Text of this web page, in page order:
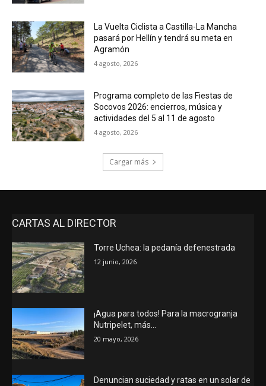
La Vuelta Ciclista a Castilla-La Mancha
pasará por Hellín y tendrá su meta en
Agramón
4 agosto, 2026
Programa completo de las Fiestas de
Socovos 2026: encierros, música y
actividades del 5 al 11 de agosto
4 agosto, 2026
Cargar más
CARTAS AL DIRECTOR
Torre Uchea: la pedanía defenestrada
12 junio, 2026
¡Agua para todos! Para la macrogranja
Nutripelet, más…
20 mayo, 2026
Denuncian suciedad y ratas en un solar de